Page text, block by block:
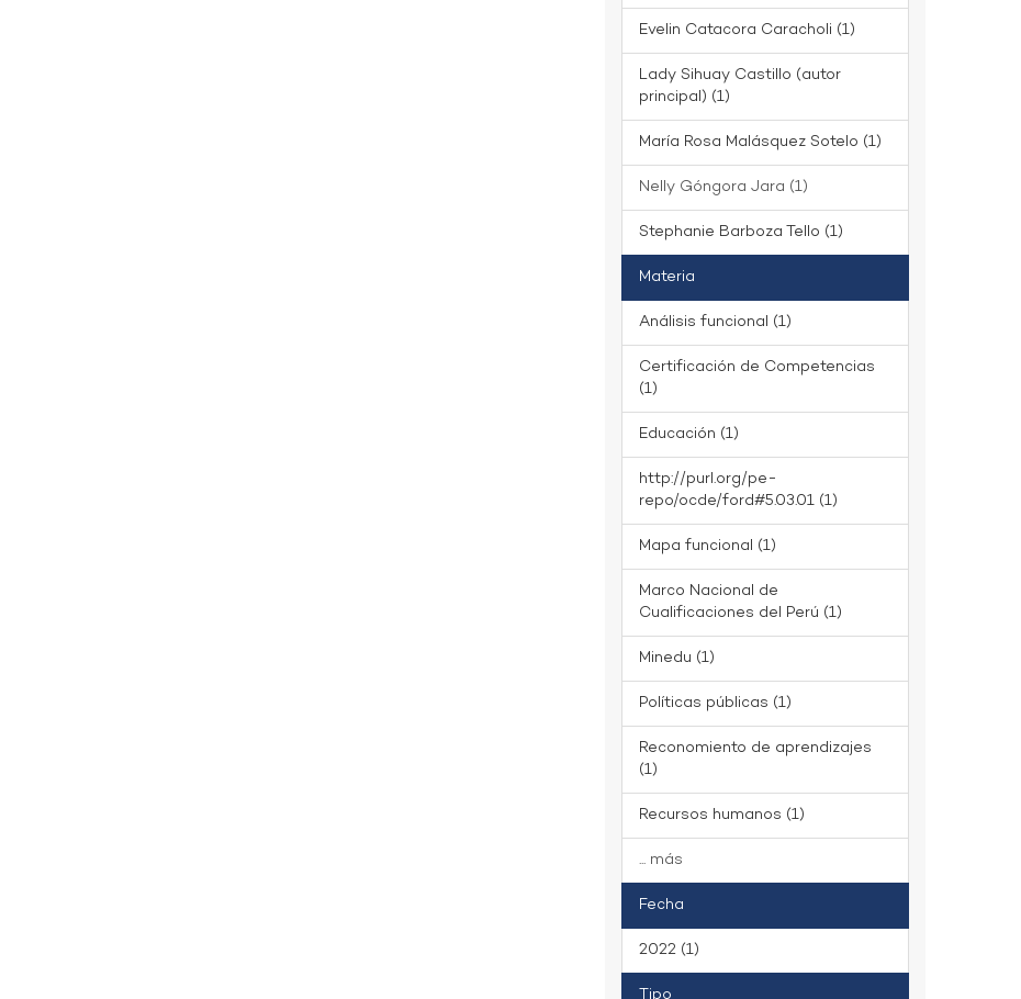
Evelin Catacora Caracholi (1)
Lady Sihuay Castillo (autor
principal) (1)
María Rosa Malásquez Sotelo (1)
Nelly Góngora Jara (1)
Stephanie Barboza Tello (1)
Materia
Análisis funcional (1)
Certificación de Competencias
(1)
Educación (1)
http://purl.org/pe-
repo/ocde/ford#5.03.01 (1)
Mapa funcional (1)
Marco Nacional de
Cualificaciones del Perú (1)
Minedu (1)
Políticas públicas (1)
Reconomiento de aprendizajes
(1)
Recursos humanos (1)
... más
Fecha
2022 (1)